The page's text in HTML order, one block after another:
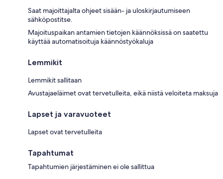
Saat majoittajalta ohjeet sisään- ja uloskirjautumiseen
sähköpostitse.
Majoituspaikan antamien tietojen käännöksissä on saatettu
käyttää automatisoituja käännöstyökaluja
Lemmikit
Lemmikit sallitaan
Avustajaeläimet ovat tervetulleita, eikä niistä veloiteta maksuja
Lapset ja varavuoteet
Lapset ovat tervetulleita
Tapahtumat
Tapahtumien järjestäminen ei ole sallittua